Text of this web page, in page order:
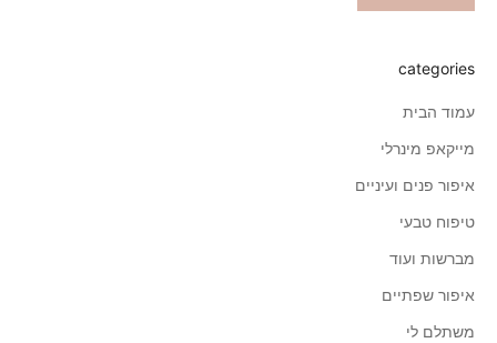
categories
עמוד הבית
מייקאפ מינרלי
איפור פנים ועיניים
טיפוח טבעי
מברשות ועוד
איפור שפתיים
משתלם לי